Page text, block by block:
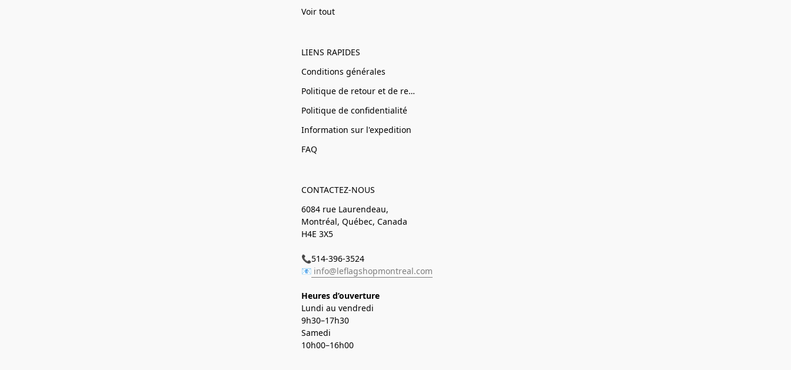
Voir tout
LIENS RAPIDES
Conditions générales
Politique de retour et de remboursement
Politique de confidentialité
Information sur l'expedition
FAQ
CONTACTEZ-NOUS
6084 rue Laurendeau,
Montréal, Québec, Canada
H4E 3X5
📞514-396-3524
📧 info@leflagshopmontreal.com
Heures d’ouverture
Lundi au vendredi
9h30–17h30
Samedi
10h00–16h00